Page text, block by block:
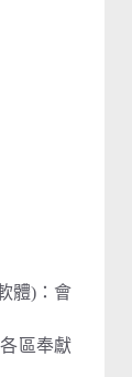
體)：會
區奉獻